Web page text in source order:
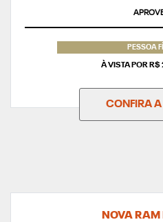
PESSOA
À VISTA POR
CONFIRA A
NOVA RAM